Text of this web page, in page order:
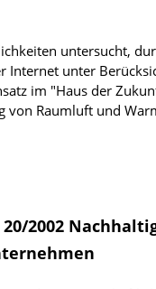
untersucht,
unter
im "Haus der
von Raumluft und
2002